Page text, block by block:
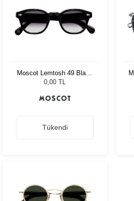
Moscot Lemtosh 49 Black
American Grey Fade
0,00 TL
Tükendi